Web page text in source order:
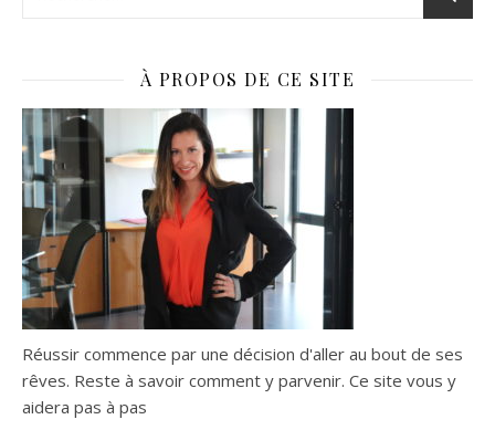
À PROPOS DE CE SITE
Réussir commence par une décision d'aller au bout de ses
rêves. Reste à savoir comment y parvenir. Ce site vous y
aidera pas à pas